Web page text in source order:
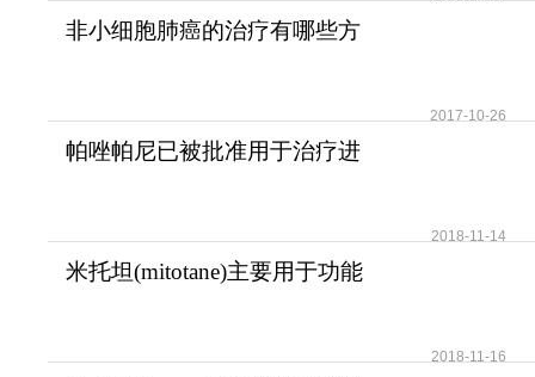
非小细胞肺癌的治疗有哪些方
2017-10-26
帕唑帕尼已被批准用于治疗进
2018-11-14
米托坦(mitotane)主要用于功能
2018-11-16